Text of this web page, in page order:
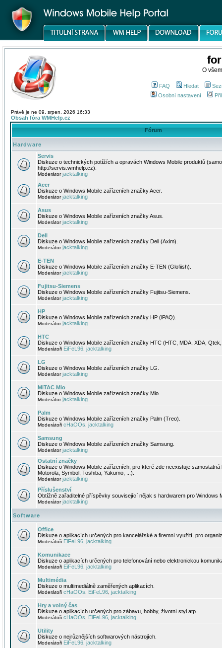
O
FAQ Hledat
Osobní nastavení
Právě je ne 09. srpen, 2026 16:33
Obsah fóra WMHelp.cz
Fórum
Hardware
Servis
Diskuze o technických potížích a opravách Windows Mobile produktů
http://servis.wmhelp.cz).
Moderátorjacktalking
Acer
Diskuze o Windows Mobile zařízeních značky Acer.
Moderátorjacktalking
Asus
Diskuze o Windows Mobile zařízeních značky Asus.
Moderátorjacktalking
Dell
Diskuze o Windows Mobile zařízeních značky Dell (Axim).
Moderátorjacktalking
E-TEN
Diskuze o Windows Mobile zařízeních značky E-TEN (Glofiish).
Moderátorjacktalking
Fujitsu-Siemens
Diskuze o Windows Mobile zařízeních značky Fujitsu-Siemens.
Moderátorjacktalking
HP
Diskuze o Windows Mobile zařízeních značky HP (iPAQ).
Moderátorjacktalking
HTC
Diskuze o Windows Mobile zařízeních značky HTC (HTC, MDA, XDA,
Moderátoři EiFeL96 jacktalking
LG
Diskuze o Windows Mobile zařízeních značky LG.
Moderátorjacktalking
MiTAC Mio
Diskuze o Windows Mobile zařízeních značky Mio.
Moderátorjacktalking
Palm
Diskuze o Windows Mobile zařízeních značky Palm (Treo).
Moderátoři cHaOOs jacktalking
Samsung
Diskuze o Windows Mobile zařízeních značky Samsung.
Moderátorjacktalking
Ostatní značky
Diskuze o Windows Mobile zařízeních, pro které zde neexistuje
Motorola, Symbol, Toshiba, Yakumo, ...).
Moderátorjacktalking
Příslušenství
Obtížně zařaditelné příspěvky související nějak s hardwarem pro Windows
Moderátorjacktalking
Software
Office
Diskuze o aplikacích určených pro kancelářské a firemní využití, pro
Moderátoři EiFeL96 jacktalking
Komunikace
Diskuze o aplikacích určených pro telefonování nebo elektronickou
Moderátoři EiFeL96 jacktalking
Multimédia
Diskuze o multimediálně zaměřených aplikacích.
Moderátoři cHaOOs EiFeL96 jacktalking
Hry a volný čas
Diskuze o aplikacích určených pro zábavu, hobby, životní styl atp.
Moderátoři cHaOOs EiFeL96 jacktalking
Utility
Diskuze o nejrůznějších softwarových nástrojích.
Moderátoři EiFeL96 jacktalking